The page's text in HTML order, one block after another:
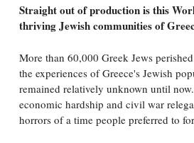
Straight out of production is this
thriving Jewish communities of
More than 60,000 Greek Jews
the experiences of Greece's Jewish
remained relatively unknown until
economic hardship and civil war
horrors of a time people preferred to